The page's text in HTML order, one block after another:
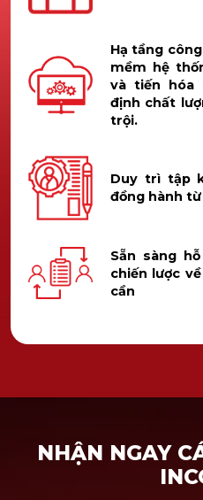
Hạ tầng
mềm hệ
và tiến hóa
định chất
trội.
Duy trì tập
đồng hành
Sẵn sàng
chiến lược
cần
NHẬN NGAY